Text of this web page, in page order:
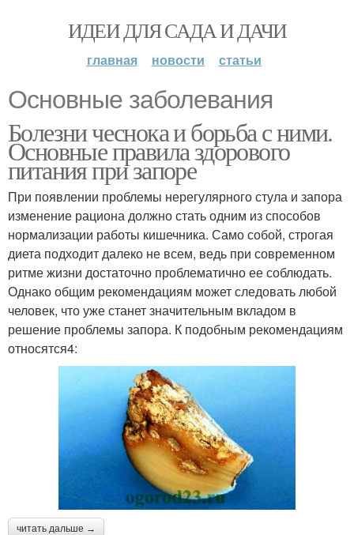
ИДЕИ ДЛЯ САДА И ДАЧИ
главная новости статьи
Основные заболевания
Болезни чеснока и борьба с ними.
Основные правила здорового
питания при запоре
При появлении проблемы нерегулярного стула и запора
изменение рациона должно стать одним из способов
нормализации работы кишечника. Само собой, строгая
диета подходит далеко не всем, ведь при современном
ритме жизни достаточно проблематично ее соблюдать.
Однако общим рекомендациям может следовать любой
человек, что уже станет значительным вкладом в
решение проблемы запора. К подобным рекомендациям
относятся4:
читать дальше →